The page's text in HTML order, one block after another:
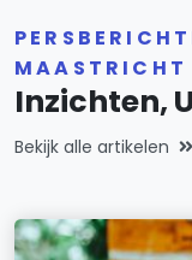
MAASTRICHT
Inzichten,
Bekijk alle artikelen